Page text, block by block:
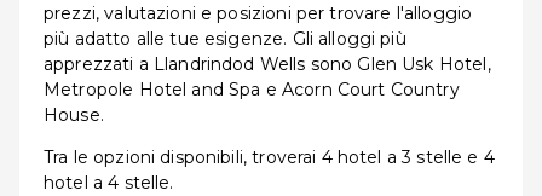
prezzi, valutazioni e posizioni per trovare l'alloggio
più adatto alle tue esigenze. Gli alloggi più
apprezzati a Llandrindod Wells sono Glen Usk Hotel,
Metropole Hotel and Spa e Acorn Court Country
House.
Tra le opzioni disponibili, troverai 4 hotel a 3 stelle e 4
hotel a 4 stelle.